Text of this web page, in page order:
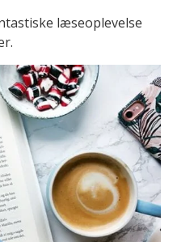
læseoplevelse